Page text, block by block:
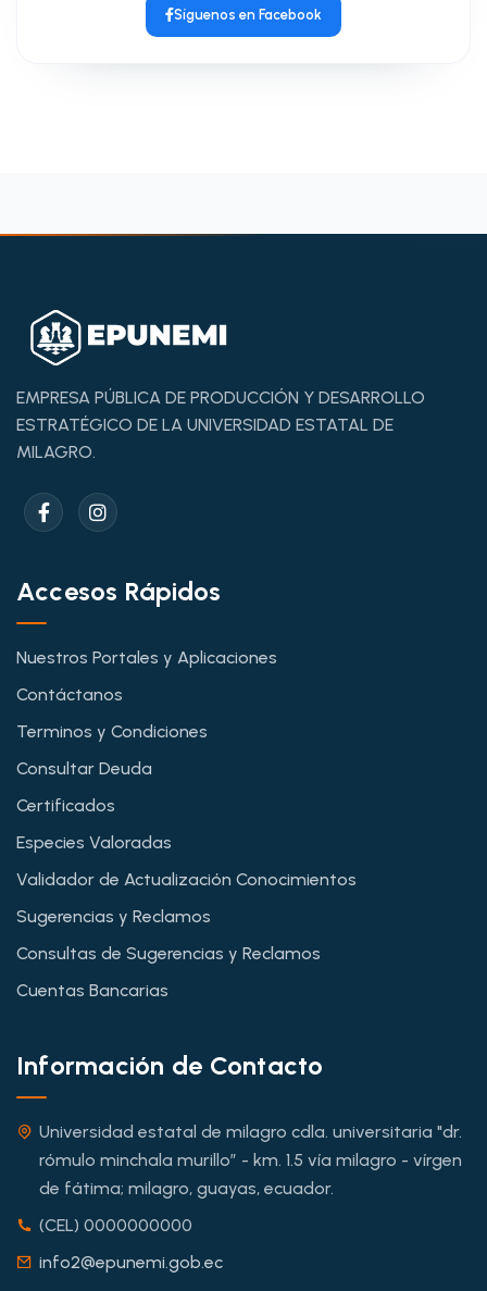
Síguenos en Facebook
EMPRESA PÚBLICA DE PRODUCCIÓN Y DESARROLLO
ESTRATÉGICO DE LA UNIVERSIDAD ESTATAL DE
MILAGRO.
Accesos Rápidos
Nuestros Portales y Aplicaciones
Contáctanos
Terminos y Condiciones
Consultar Deuda
Certificados
Especies Valoradas
Validador de Actualización Conocimientos
Sugerencias y Reclamos
Consultas de Sugerencias y Reclamos
Cuentas Bancarias
Información de Contacto
Universidad estatal de milagro cdla. universitaria "dr.
rómulo minchala murillo” - km. 1.5 vía milagro - vírgen
de fátima; milagro, guayas, ecuador.
(CEL) 0000000000
info2@epunemi.gob.ec